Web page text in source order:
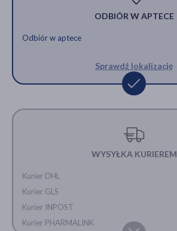
ODBIÓR W APTECE
Odbiór w aptece
Sprawdź lokalizację
WYSYŁKA KURIEREM
Kurier DHL
Kurier GLS
Kurier INPOST
Kurier PHARMALINK